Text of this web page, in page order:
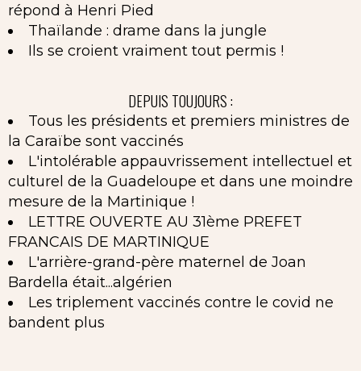
répond à Henri Pied
Thaïlande : drame dans la jungle
Ils se croient vraiment tout permis !
DEPUIS TOUJOURS :
Tous les présidents et premiers ministres de
la Caraïbe sont vaccinés
L'intolérable appauvrissement intellectuel et
culturel de la Guadeloupe et dans une moindre
mesure de la Martinique !
LETTRE OUVERTE AU 31ème PREFET
FRANCAIS DE MARTINIQUE
L'arrière-grand-père maternel de Joan
Bardella était...algérien
Les triplement vaccinés contre le covid ne
bandent plus